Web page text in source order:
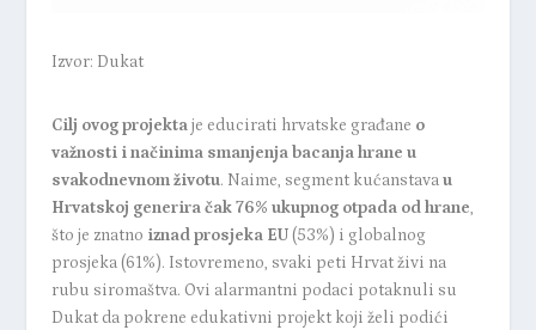
Izvor: Dukat
Cilj ovog projektaje educirati hrvatske građane o
važnosti i načinima smanjenja bacanja hrane u
svakodnevnom životu. Naime, segment kućanstavau
Hrvatskoj generira čak 76% ukupnog otpada od hrane,
što je znatno iznad prosjeka EU(53%) i globalnog
prosjeka (61%). Istovremeno, svaki peti Hrvat živi na
rubu siromaštva. Ovi alarmantni podaci potaknuli su
Dukat da pokrene edukativni projekt koji želi podići